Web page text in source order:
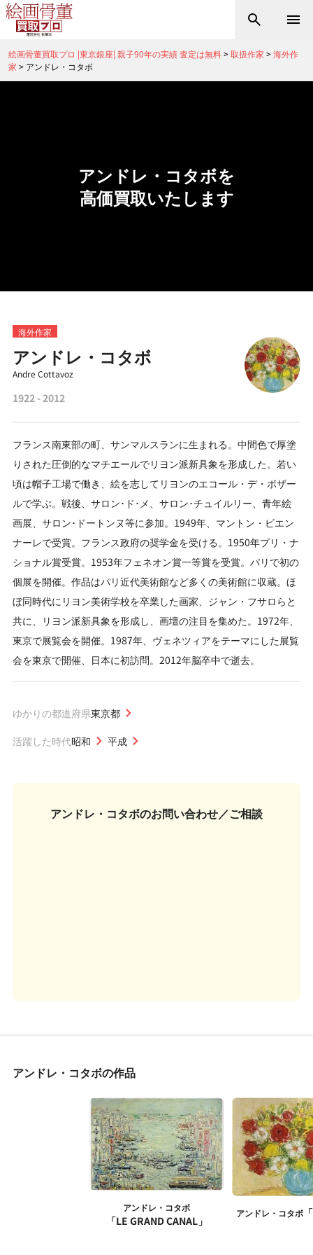
絵画骨董買取プロ |東京銀座| 親子90年の実績 査定は無料>取扱作家 >海外作
家 > アンドレ・コタボ
アンドレ・コタボを
高価買取いたします
海外作家
アンドレ・コタボ
Andre Cottavoz
1922 - 2012
フランス南東部の町、サンマルスランに生まれる。中間色で厚塗
りされた圧倒的なマチエールでリヨン派新具象を形成した。若い
頃は帽子工場で働き、絵を志してリヨンのエコール・デ・ボザー
ルで学ぶ。戦後、サロン･ド･メ、サロン･チュイルリー、青年絵
画展、サロン･ドートンヌ等に参加。1949年、マントン・ビエン
ナーレで受賞。フランス政府の奨学金を受ける。1950年プリ・ナ
ショナル賞受賞。1953年フェネオン賞一等賞を受賞。パリで初の
個展を開催。作品はパリ近代美術館など多くの美術館に収蔵。ほ
ぼ同時代にリヨン美術学校を卒業した画家、ジャン・フサロらと
共に、リヨン派新具象を形成し、画壇の注目を集めた。1972年、
東京で展覧会を開催。1987年、ヴェネツィアをテーマにした展覧
会を東京で開催、日本に初訪問。2012年脳卒中で逝去。
ゆかりの都道府県東京都
活躍した時代昭和 平成
アンドレ・コタボのお問い合わせ／ご相談
アンドレ・コタボの作品
アンドレ・コタボ
「LE GRAND CANAL」
アンドレ・コタボ